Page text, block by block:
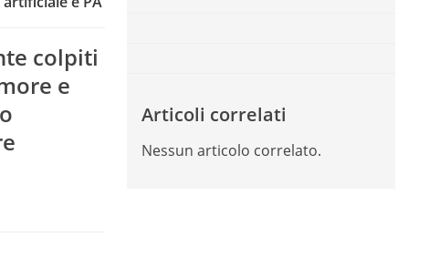
colpiti
e
Articoli correlati
Nessun articolo correlato.